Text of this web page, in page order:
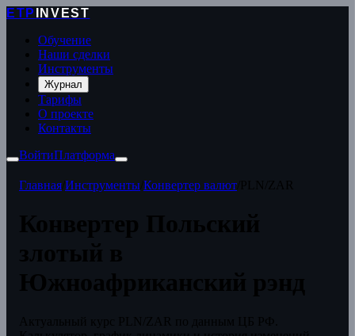
ETP
INVEST
Обучение
Наши сделки
Инструменты
Журнал
Тарифы
О проекте
Контакты
ВойтиПлатформа
Главная Инструменты Конвертер валют